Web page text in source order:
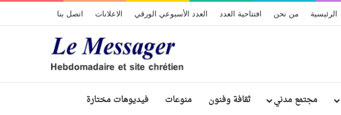
الرئيسية من نحن افتتاحية العدد العدد الأسبوعي الورقي الاعلانات اتصل بنا
مجتمع مدني ثقافة وفنون منوعات فيديوهات مختارة